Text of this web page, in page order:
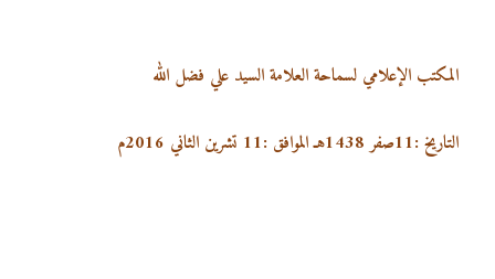
المكتب الإعلامي لسماحة العلامة السيد علي فضل الله
التاريخ :11صفر 1438هـ الموافق :11 تشرين الثاني 2016م